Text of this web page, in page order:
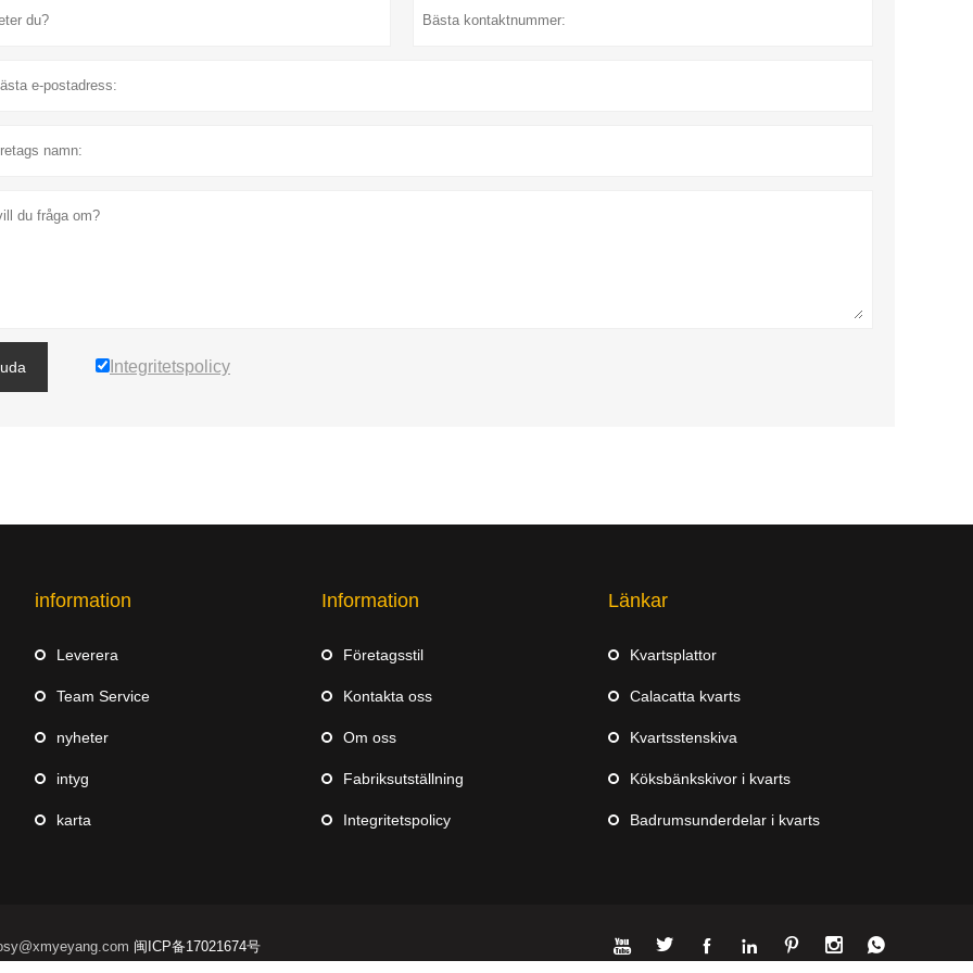
Integritetspolicy
information
Leverera
Team Service
nyheter
intyg
karta
Information
Företagsstil
Kontakta oss
Om oss
Fabriksutställning
Integritetspolicy
Länkar
Kvartsplattor
Calacatta kvarts
Kvartsstenskiva
Köksbänkskivor i kvarts
Badrumsunderdelar i kvarts
      
闽ICP备17021674号